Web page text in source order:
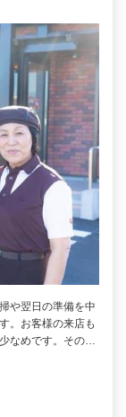
や翌日の準備を中
。お客様の来店も
なめです。その…